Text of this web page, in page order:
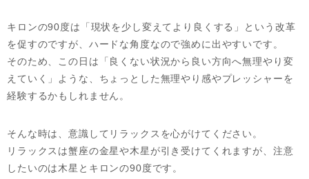
キロンの90度は「現状を少し変えてより良くする」という改革
を促すのですが、ハードな角度なので強めに出やすいです。
そのため、この日は「良くない状況から良い方向へ無理やり変
えていく」ような、ちょっとした無理やり感やプレッシャーを
経験するかもしれません。
そんな時は、意識してリラックスを心がけてください。
リラックスは蟹座の金星や木星が引き受けてくれますが、注意
したいのは木星とキロンの90度です。